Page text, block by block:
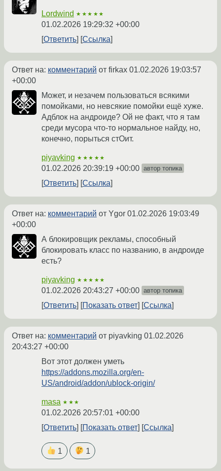
Lordwind ★★★★★
01.02.2026 19:29:32 +00:00
Ответить
Ссылка
Ответ на: комментарий от firkax 01.02.2026 19:03:57
+00:00
Может, и незачем пользоваться всякими
помойками, но невсякие помойки ещё хуже.
Адблок на андроиде? Ой не факт, что я там
среди мусора что-то нормальное найду, но,
конечно, порыться стОит.
piyavking ★★★★★
01.02.2026 20:39:19 +00:00 автор топика
Ответить Ссылка
Ответ на: комментарий от Ygor 01.02.2026 19:03:49
+00:00
А блокировщик рекламы, способный
блокировать класс по названию, в андроиде
есть?
piyavking ★★★★★
01.02.2026 20:43:27 +00:00 автор топика
Ответить Показать ответ Ссылка
Ответ на: комментарий от piyavking 01.02.2026
20:43:27 +00:00
Вот этот должен уметь
https://addons.mozilla.org/en-
US/android/addon/ublock-origin/
masa ★★★
01.02.2026 20:57:01 +00:00
Ответить
Показать ответ Ссылка
1 1